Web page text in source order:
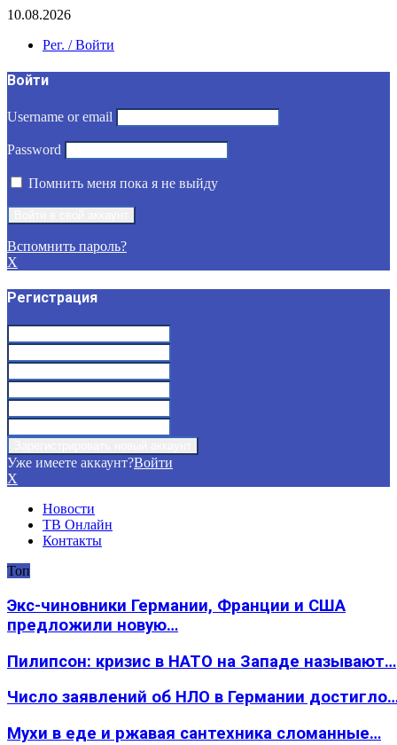
10.08.2026
Рег. / Войти
Войти
Username or email
Password
Помнить меня пока я не выйду
Вспомнить пароль?
X
Регистрация
Уже имеете аккаунт?Войти
X
Новости
ТВ Онлайн
Контакты
Топ
Экс-чиновники Германии, Франции и США
предложили новую…
Пилипсон: кризис в НАТО на Западе называют…
Число заявлений об НЛО в Германии
Мухи в еде и ржавая сантехника сломанные…